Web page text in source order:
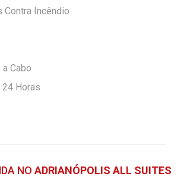
Contra Incêndio
Cabo
Horas
NO ADRIANÓPOLIS ALL SUITES